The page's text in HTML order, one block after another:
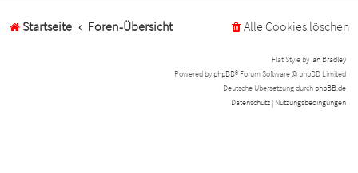
Startseite Foren-Übersicht Alle Cookies löschen
Flat Style by Ian Bradley
Powered by phpBB® Forum Software © phpBB Limited
Deutsche Übersetzung durch phpBB.de
Datenschutz | Nutzungsbedingungen